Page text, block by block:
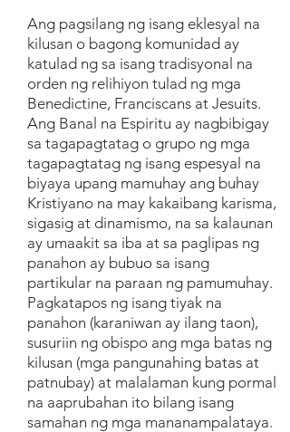
Ang pagsilang ng isang eklesyal na
kilusan o bagong komunidad ay
katulad ng sa isang tradisyonal na
orden ng relihiyon tulad ng mga
Benedictine, Franciscans at Jesuits.
Ang Banal na Espiritu ay nagbibigay
sa tagapagtatag o grupo ng mga
tagapagtatag ng isang espesyal na
biyaya upang mamuhay ang buhay
Kristiyano na may kakaibang karisma,
sigasig at dinamismo, na sa kalaunan
ay umaakit sa iba at sa paglipas ng
panahon ay bubuo sa isang
partikular na paraan ng pamumuhay.
Pagkatapos ng isang tiyak na
panahon (karaniwan ay ilang taon),
susuriin ng obispo ang mga batas ng
kilusan (mga pangunahing batas at
patnubay) at malalaman kung pormal
na aaprubahan ito bilang isang
samahan ng mga mananampalataya.